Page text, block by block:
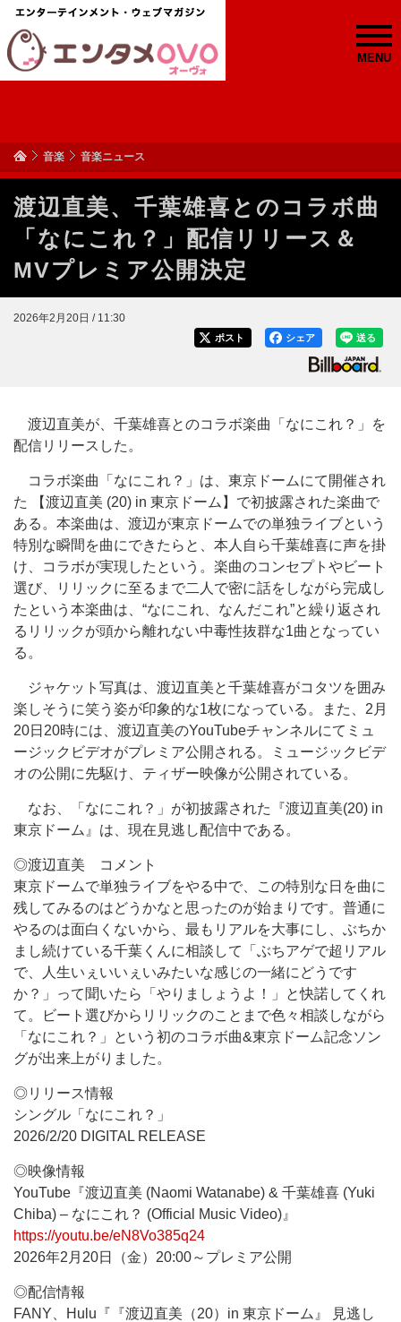
MENU
音楽 音楽ニュース
渡辺直美、千葉雄喜とのコラボ曲
「なにこれ？」配信リリース＆
MVプレミア公開決定
2026年2月20日 / 11:30
送る
シェア
ポスト
渡辺直美が、千葉雄喜とのコラボ楽曲「なにこれ？」を
配信リリースした。
コラボ楽曲「なにこれ？」は、東京ドームにて開催され
た 【渡辺直美 (20) in 東京ドーム】で初披露された楽曲で
ある。本楽曲は、渡辺が東京ドームでの単独ライブという
特別な瞬間を曲にできたらと、本人自ら千葉雄喜に声を掛
け、コラボが実現したという。楽曲のコンセプトやビート
選び、リリックに至るまで二人で密に話をしながら完成し
たという本楽曲は、“なにこれ、なんだこれ”と繰り返され
るリリックが頭から離れない中毒性抜群な1曲となってい
る。
ジャケット写真は、渡辺直美と千葉雄喜がコタツを囲み
楽しそうに笑う姿が印象的な1枚になっている。また、2月
20日20時には、渡辺直美のYouTubeチャンネルにてミュ
ージックビデオがプレミア公開される。ミュージックビデ
オの公開に先駆け、ティザー映像が公開されている。
なお、「なにこれ？」が初披露された『渡辺直美(20) in
東京ドーム』は、現在見逃し配信中である。
◎渡辺直美 コメント
東京ドームで単独ライブをやる中で、この特別な日を曲に
残してみるのはどうかなと思ったのが始まりです。普通に
やるのは面白くないから、最もリアルを大事にし、ぶちか
まし続けている千葉くんに相談して「ぶちアゲで超リアル
で、人生いぇいいぇいみたいな感じの一緒にどうです
か？」って聞いたら「やりましょうよ！」と快諾してくれ
て。ビート選びからリリックのことまで色々相談しながら
「なにこれ？」という初のコラボ曲&東京ドーム記念ソン
グが出来上がりました。
◎リリース情報
シングル「なにこれ？」
2026/2/20 DIGITAL RELEASE
◎映像情報
YouTube『渡辺直美 (Naomi Watanabe) & 千葉雄喜 (Yuki
Chiba) – なにこれ？ (Official Music Video)』
https://youtu.be/eN8Vo385q24
2026年2月20日（金）20:00～プレミア公開
◎配信情報
FANY、Hulu『『渡辺直美（20）in 東京ドーム』 見逃し